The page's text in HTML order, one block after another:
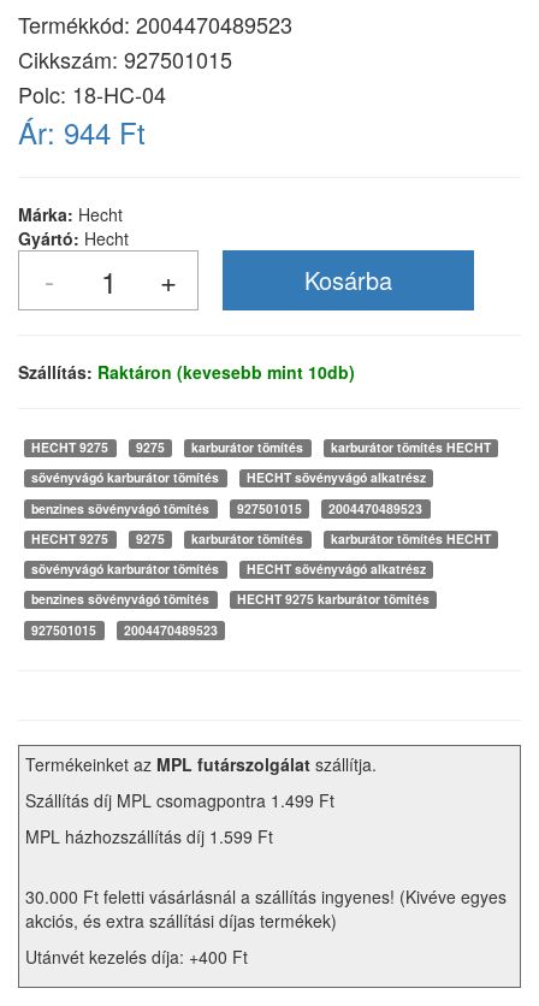
Termékkód: 2004470489523
Cikkszám: 927501015
Polc: 18-HC-04
Ár: 944 Ft
Márka: Hecht
Gyártó: Hecht
Szállítás: Raktáron (kevesebb mint 10db)
HECHT 9275 9275 karburátor tömítés
karburátor tömítés HECHT
sövényvágó karburátor tömítés
HECHT sövényvágó alkatrész
benzines sövényvágó tömítés
927501015
2004470489523
HECHT 9275
9275 karburátor tömítés
karburátor tömítés HECHT
sövényvágó karburátor tömítés
HECHT sövényvágó alkatrész
benzines sövényvágó tömítés
HECHT 9275 karburátor tömítés
927501015
2004470489523
Termékeinket az MPL futárszolgálat szállítja.
Szállítás díj MPL csomagpontra 1.499 Ft
MPL házhozszállítás díj 1.599 Ft
30.000 Ft feletti vásárlásnál a szállítás ingyenes! (Kivéve egyes
akciós, és extra szállítási díjas termékek)
Utánvét kezelés díja: +400 Ft